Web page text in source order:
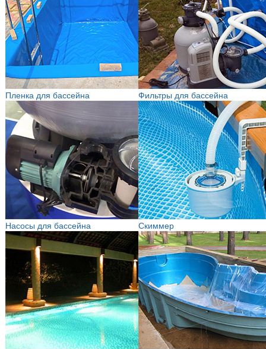
Пленка для бассейна Фильтры для бассейна
Насосы для бассейна Скиммер